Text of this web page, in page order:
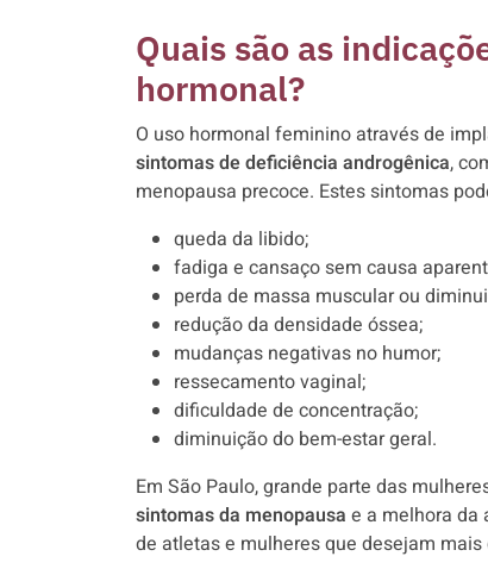
Quais são as
hormonal?
O uso hormonal feminino através de
sintomas de deficiência androgênica,
menopausa precoce. Estes sintomas
queda da libido;
fadiga e cansaço sem causa
perda de massa muscular ou
redução da densidade óssea;
mudanças negativas no humor;
ressecamento vaginal;
dificuldade de concentração;
diminuição do bem-estar geral.
Em São Paulo, grande parte das
sintomas da menopausa e a melhora da
de atletas e mulheres que desejam